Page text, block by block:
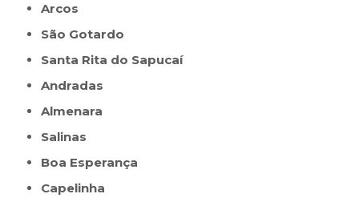
Arcos
São Gotardo
Santa Rita do Sapucaí
Andradas
Almenara
Salinas
Boa Esperança
Capelinha